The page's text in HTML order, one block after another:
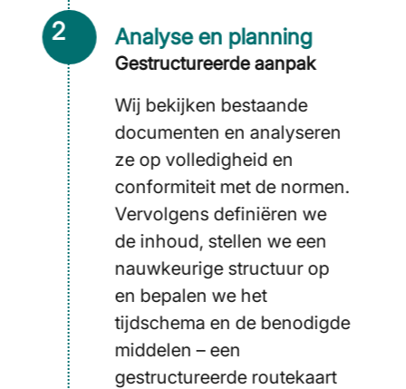
2 Analyse en planning
Gestructureerde aanpak
Wij bekijken bestaande
documenten en analyseren
ze op volledigheid en
conformiteit met de normen.
Vervolgens definiëren we
de inhoud, stellen we een
nauwkeurige structuur op
en bepalen we het
tijdschema en de benodigde
middelen – een
gestructureerde routekaart